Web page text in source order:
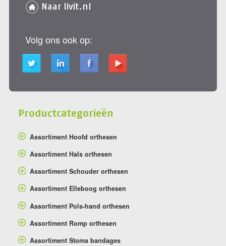
Naar livit.nl
Volg ons ook op:
Productcategorieën
Assortiment Hoofd orthesen
Assortiment Hals orthesen
Assortiment Schouder orthesen
Assortiment Elleboog orthesen
Assortiment Pols-hand orthesen
Assortiment Romp orthesen
Assortiment Stoma bandages